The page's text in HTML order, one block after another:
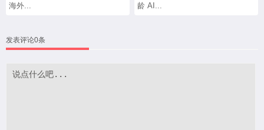
海外...
龄 AI...
发表评论0条